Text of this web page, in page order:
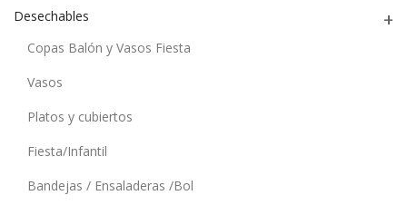
Desechables
Copas Balón y Vasos Fiesta
Vasos
Platos y cubiertos
Fiesta/Infantil
Bandejas / Ensaladeras /Bol